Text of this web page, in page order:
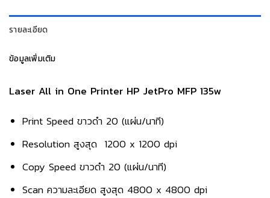
รายละเอียด
ข้อมูลเพิ่มเติม
Laser All in One Printer HP JetPro MFP 135w
Print Speed ขาวดำ 20 (แผ่น/นาที)
Resolution สูงสุด 1200 x 1200 dpi
Copy Speed ขาวดำ 20 (แผ่น/นาที)
Scan ความละเอียด สูงสุด 4800 x 4800 dpi